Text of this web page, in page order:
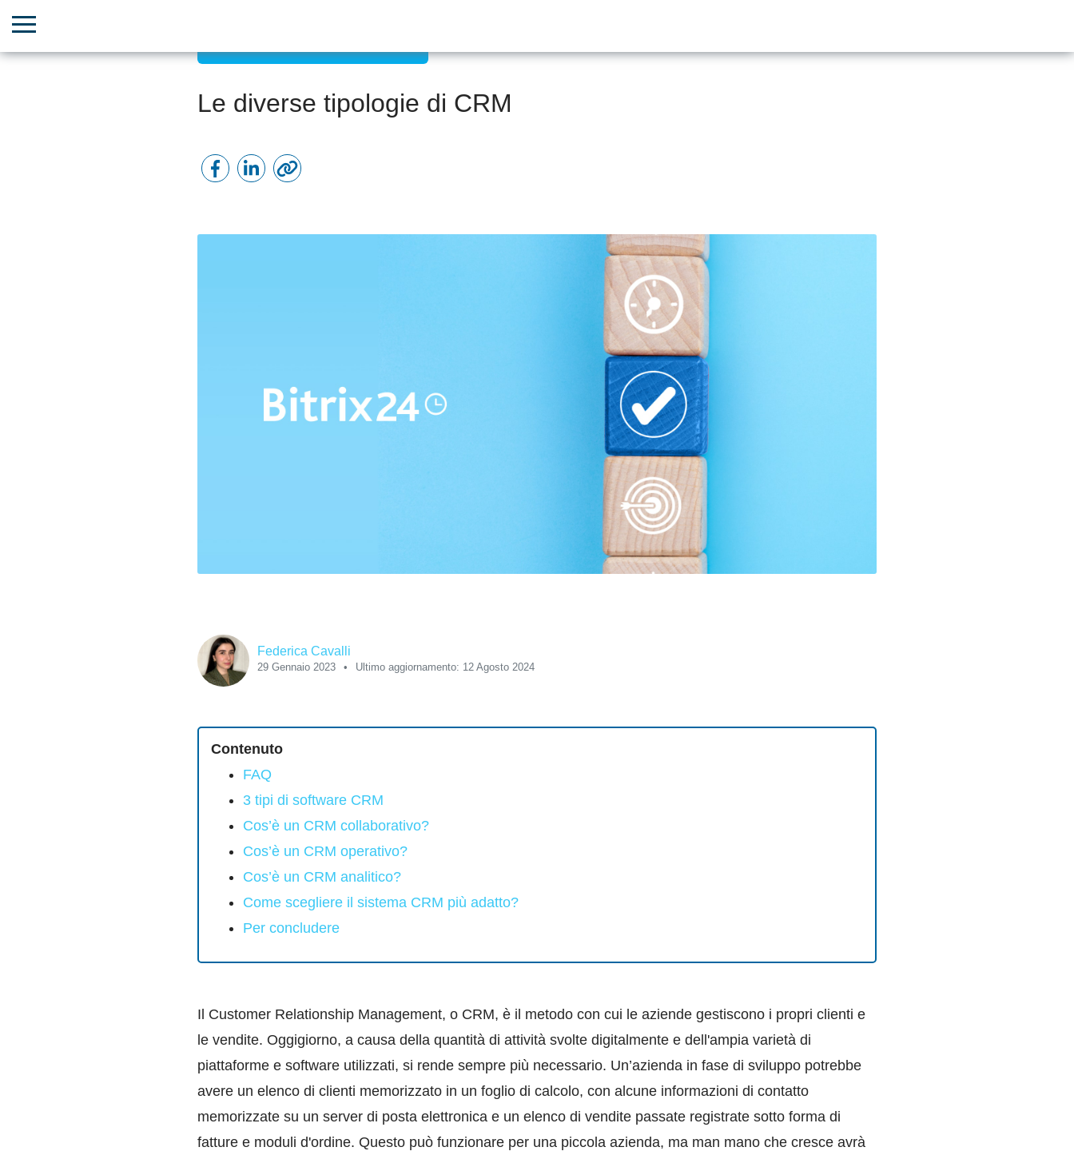
Le diverse tipologie di CRM
Federica Cavalli
29 Gennaio 2023 Ultimo aggiornamento: 12 Agosto 2024
Contenuto
FAQ
3 tipi di software CRM
Cos’è un CRM collaborativo?
Cos’è un CRM operativo?
Cos’è un CRM analitico?
Come scegliere il sistema CRM più adatto?
Per concludere
Il Customer Relationship Management, o CRM, è il metodo con cui le aziende gestiscono i propri clienti e
le vendite. Oggigiorno, a causa della quantità di attività svolte digitalmente e dell'ampia varietà di
piattaforme e software utilizzati, si rende sempre più necessario. Un’azienda in fase di sviluppo potrebbe
avere un elenco di clienti memorizzato in un foglio di calcolo, con alcune informazioni di contatto
memorizzate su un server di posta elettronica e un elenco di vendite passate registrate sotto forma di
fatture e moduli d'ordine. Questo può funzionare per una piccola azienda, ma man mano che cresce avrà